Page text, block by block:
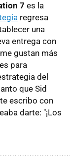
7 es la
regresa
una
entrega con
gustan más
para
del
que Sid
escribo con
darte: "¡Los